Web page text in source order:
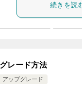
続きを読
レード方法
アップグレード